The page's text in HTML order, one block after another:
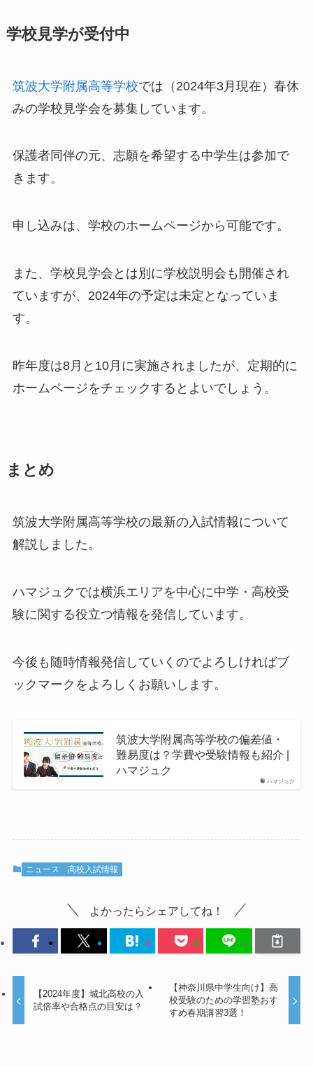
学校見学が受付中
筑波大学附属高等学校では（2024年3月現在）春休
みの学校見学会を募集しています。
保護者同伴の元、志願を希望する中学生は参加で
きます。
申し込みは、学校のホームページから可能です。
また、学校見学会とは別に学校説明会も開催され
ていますが、2024年の予定は未定となっていま
す。
昨年度は8月と10月に実施されましたが、定期的に
ホームページをチェックするとよいでしょう。
まとめ
筑波大学附属高等学校の最新の入試情報について
解説しました。
ハマジュクでは横浜エリアを中心に中学・高校受
験に関する役立つ情報を発信しています。
今後も随時情報発信していくのでよろしければブ
ックマークをよろしくお願いします。
ハマジュク
筑波大学附属高等学校の偏差値・
難易度は？学費や受験情報も紹介 |
ハマジュク
ニュース 高校入試情報
よかったらシェアしてね！
【2024年度】城北高校の入
試倍率や合格点の目安は？
【神奈川県中学生向け】高
校受験のための学習塾おす
すめ春期講習3選！